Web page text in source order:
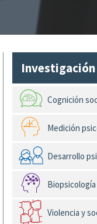
Investigación
Cognición
Medición
Desarrollo
Biopsicología
Violencia y